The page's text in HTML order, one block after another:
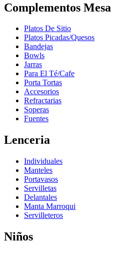
Complementos Mesa
Platos De Sitio
Platos Picadas/Quesos
Bandejas
Bowls
Jarras
Para El Té/Cafe
Porta Tortas
Accesorios
Refractarias
Soperas
Fuentes
Lenceria
Individuales
Manteles
Portavasos
Servilletas
Delantales
Manta Marroqui
Servilleteros
Niños